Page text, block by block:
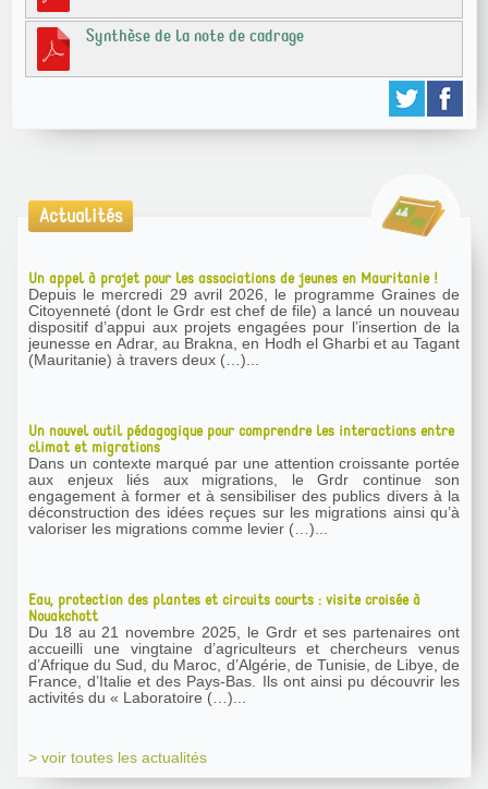
Synthèse de la note de cadrage
Actualités
Un appel à projet pour les associations de jeunes en Mauritanie !
Depuis le mercredi 29 avril 2026, le programme Graines de
Citoyenneté (dont le Grdr est chef de file) a lancé un nouveau
dispositif d’appui aux projets engagées pour l’insertion de la
jeunesse en Adrar, au Brakna, en Hodh el Gharbi et au Tagant
(Mauritanie) à travers deux (…)...
Un nouvel outil pédagogique pour comprendre les interactions entre
climat et migrations
Dans un contexte marqué par une attention croissante portée
aux enjeux liés aux migrations, le Grdr continue son
engagement à former et à sensibiliser des publics divers à la
déconstruction des idées reçues sur les migrations ainsi qu’à
valoriser les migrations comme levier (…)...
Eau, protection des plantes et circuits courts : visite croisée à
Nouakchott
Du 18 au 21 novembre 2025, le Grdr et ses partenaires ont
accueilli une vingtaine d’agriculteurs et chercheurs venus
d’Afrique du Sud, du Maroc, d’Algérie, de Tunisie, de Libye, de
France, d’Italie et des Pays-Bas. Ils ont ainsi pu découvrir les
activités du « Laboratoire (…)...
> voir toutes les actualités